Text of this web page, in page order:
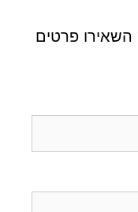
השאירו פרטים